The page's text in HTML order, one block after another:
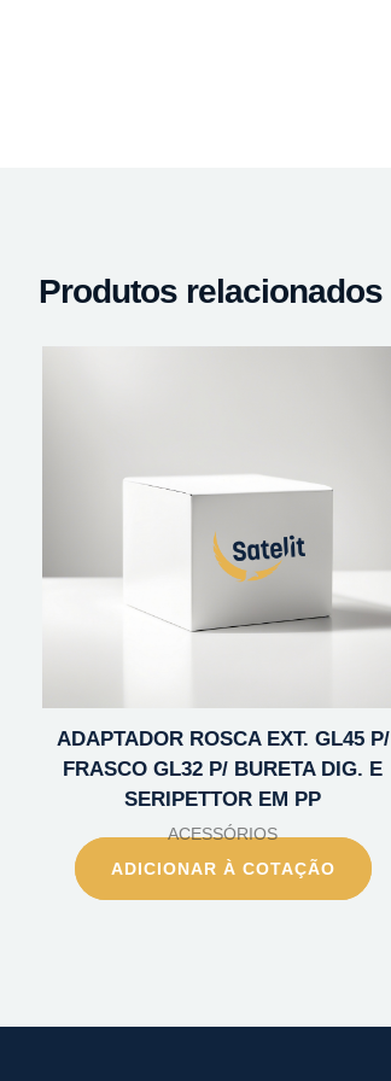
Produtos relacionados
ADAPTADOR ROSCA EXT. GL45 P/
FRASCO GL32 P/ BURETA DIG. E
SERIPETTOR EM PP
ACESSÓRIOS
ADICIONAR À COTAÇÃO